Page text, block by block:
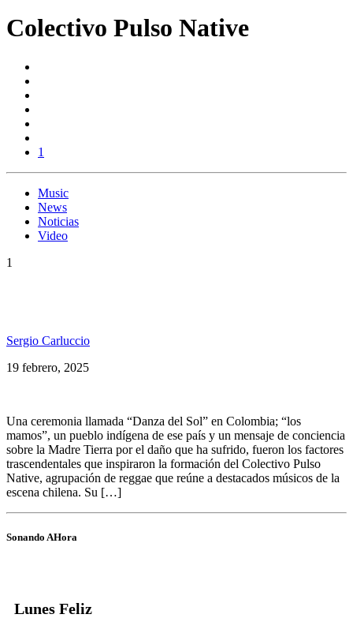
Colectivo Pulso Native
1
Music
News
Noticias
Video
1
Sergio Carluccio
19 febrero, 2025
Una ceremonia llamada “Danza del Sol” en Colombia; “los
mamos”, un pueblo indígena de ese país y un mensaje de conciencia
sobre la Madre Tierra por el daño que ha sufrido, fueron los factores
trascendentales que inspiraron la formación del Colectivo Pulso
Native, agrupación de reggae que reúne a destacados músicos de la
escena chilena. Su […]
Sonando AHora
Lunes Feliz